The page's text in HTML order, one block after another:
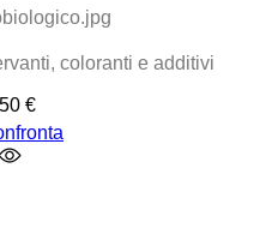
coloranti e additivi
€Prezzo